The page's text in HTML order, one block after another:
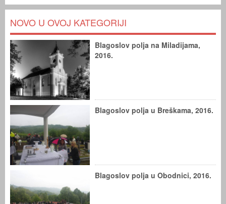
NOVO U OVOJ KATEGORIJI
Blagoslov polja na Miladijama,
2016.
Blagoslov polja u Breškama, 2016.
Blagoslov polja u Obodnici, 2016.